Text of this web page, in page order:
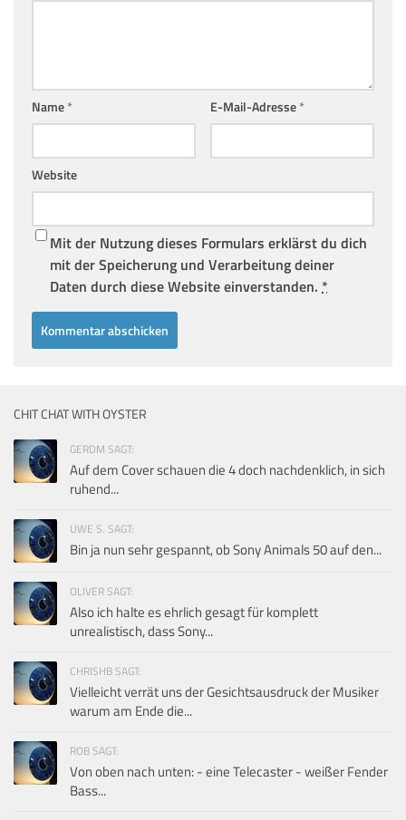
Name* E-Mail-Adresse*
Website
Mit der Nutzung dieses Formulars erklärst du dich
mit der Speicherung und Verarbeitung deiner
Daten durch diese Website einverstanden. *
CHIT CHAT WITH OYSTER
GERDM SAGT:
Auf dem Cover schauen die 4 doch nachdenklich, in sich
ruhend...
UWE S. SAGT:
Bin ja nun sehr gespannt, ob Sony Animals 50 auf den...
OLIVER SAGT:
Also ich halte es ehrlich gesagt für komplett
unrealistisch, dass Sony...
CHRISHB SAGT:
Vielleicht verrät uns der Gesichtsausdruck der Musiker
warum am Ende die...
ROB SAGT:
Von oben nach unten: - eine Telecaster - weißer Fender
Bass...